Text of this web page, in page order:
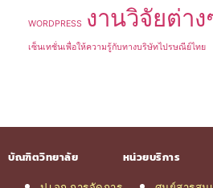
WORDPRESS งานวิจัยต่าง
เซ็นเทชั่นเพื่อให้ความรู้กับทางบริษัทไปรษณีย์ไทย
บัณฑิตวิทยาลัย
หน่วยบริการ